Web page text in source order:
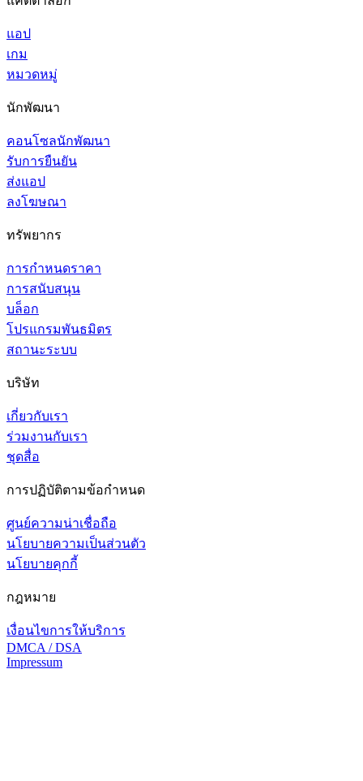
แอป
เกม
หมวดหมู่
นักพัฒนา
คอนโซลนักพัฒนา
รับการยืนยัน
ส่งแอป
ลงโฆษณา
ทรัพยากร
การกำหนดราคา
การสนับสนุน
บล็อก
โปรแกรมพันธมิตร
สถานะระบบ
บริษัท
เกี่ยวกับเรา
ร่วมงานกับเรา
ชุดสื่อ
การปฏิบัติตามข้อกำหนด
ศูนย์ความน่าเชื่อถือ
นโยบายความเป็นส่วนตัว
นโยบายคุกกี้
กฎหมาย
เงื่อนไขการให้บริการ
DMCA / DSA
Impressum